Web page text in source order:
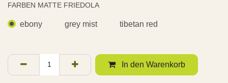
FARBEN MATTE FRIEDOLA
ebony grey mist tibetan red
In den Warenkorb